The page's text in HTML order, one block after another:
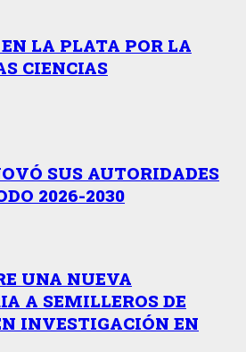
LA PLATA POR LA
CIENCIAS
SUS AUTORIDADES
2026-2030
UNA NUEVA
A SEMILLEROS DE
INVESTIGACIÓN EN